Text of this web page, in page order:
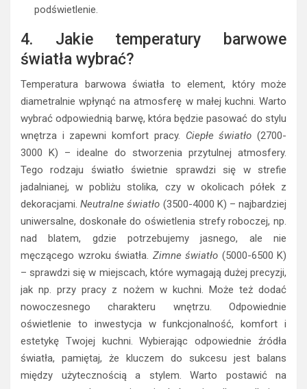
podświetlenie.
4. Jakie temperatury barwowe
światła wybrać?
Temperatura barwowa światła to element, który może
diametralnie wpłynąć na atmosferę w małej kuchni. Warto
wybrać odpowiednią barwę, która będzie pasować do stylu
wnętrza i zapewni komfort pracy. Ciepłe światło (2700-
3000 K) – idealne do stworzenia przytulnej atmosfery.
Tego rodzaju światło świetnie sprawdzi się w strefie
jadalnianej, w pobliżu stolika, czy w okolicach półek z
dekoracjami.Neutralne światło (3500-4000 K) – najbardziej
uniwersalne, doskonałe do oświetlenia strefy roboczej, np.
nad blatem, gdzie potrzebujemy jasnego, ale nie
męczącego wzroku światła. Zimne światło (5000-6500 K)
– sprawdzi się w miejscach, które wymagają dużej precyzji,
jak np. przy pracy z nożem w kuchni. Może też dodać
nowoczesnego charakteru wnętrzu. Odpowiednie
oświetlenie to inwestycja w funkcjonalność, komfort i
estetykę Twojej kuchni. Wybierając odpowiednie źródła
światła, pamiętaj, że kluczem do sukcesu jest balans
między użytecznością a stylem. Warto postawić na